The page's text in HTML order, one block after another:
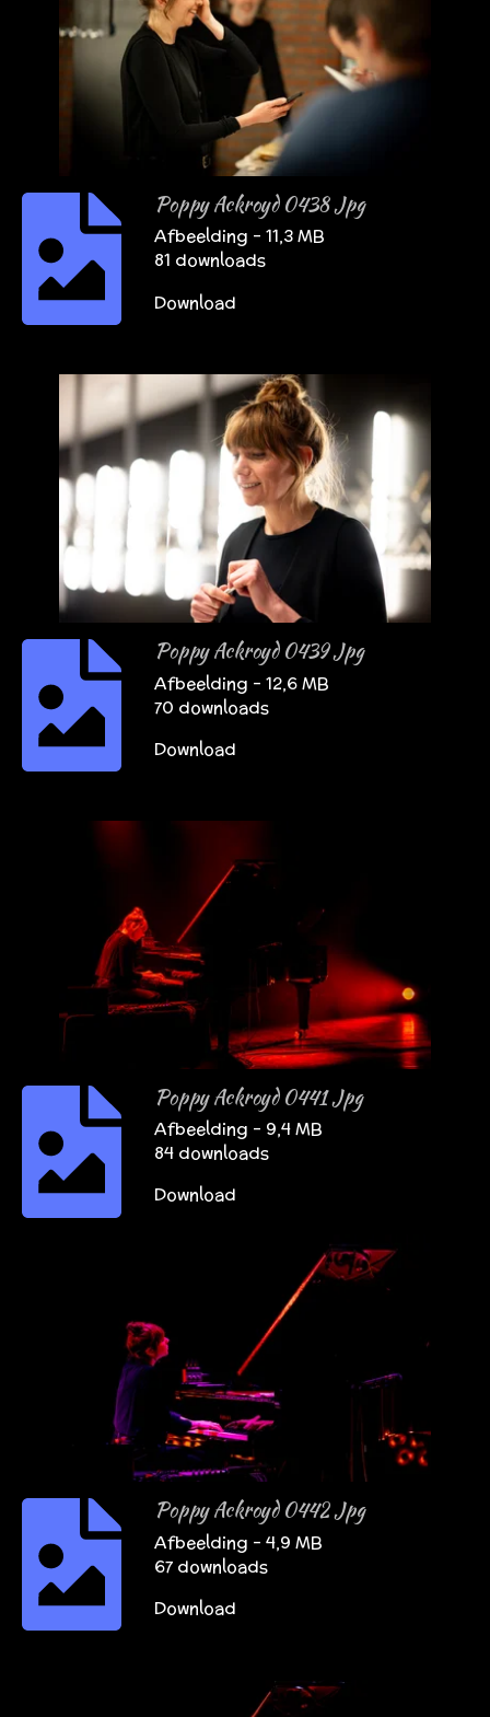
Poppy Ackroyd 0438 Jpg
Afbeelding – 11,3 MB
81 downloads
Download
Poppy Ackroyd 0439 Jpg
Afbeelding – 12,6 MB
70 downloads
Download
Poppy Ackroyd 0441 Jpg
Afbeelding – 9,4 MB
84 downloads
Download
Poppy Ackroyd 0442 Jpg
Afbeelding – 4,9 MB
67 downloads
Download